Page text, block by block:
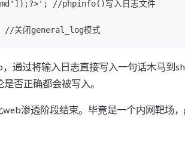
//phpinfo()写入日志文件
通过将输入日志直接写入一句话木马到
否正确都会被写入。
渗透阶段结束。毕竟是一个内网靶场，